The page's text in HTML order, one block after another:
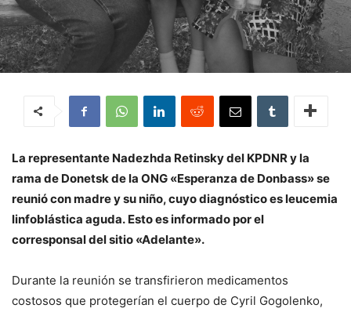
La representante Nadezhda Retinsky del KPDNR y la
rama de Donetsk de la ONG «Esperanza de Donbass» se
reunió con madre y su niño, cuyo diagnóstico es leucemia
linfoblástica aguda. Esto es informado por el
corresponsal del sitio «Adelante».
Durante la reunión se transfirieron medicamentos
costosos que protegerían el cuerpo de Cyril Gogolenko,